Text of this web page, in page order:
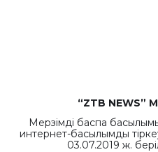
“ZTB NEWS”
Мерзімді баспа
интернет-басылымды
03.07.2019 ж.